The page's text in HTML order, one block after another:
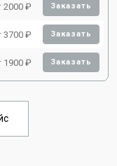
2000 ₽ Заказать
3700 ₽ Заказать
1900 ₽ Заказать